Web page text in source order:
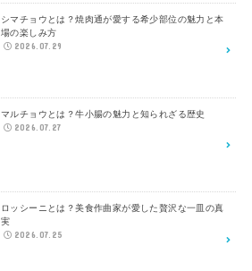
シマチョウとは？焼肉通が愛する希少部位の魅力と本
場の楽しみ方
2026.07.29
マルチョウとは？牛小腸の魅力と知られざる歴史
2026.07.27
ロッシーニとは？美食作曲家が愛した贅沢な一皿の真
実
2026.07.25